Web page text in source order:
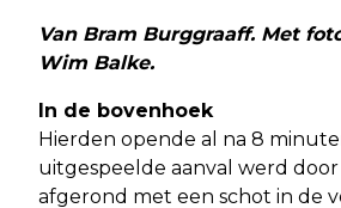
Van Bram Burggraaff. Met
Wim Balke.
In de bovenhoek
Hierden opende al na 8
uitgespeelde aanval werd
afgerond met een schot in de